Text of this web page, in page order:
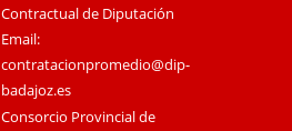
Contractual de Diputación
Email:
contratacionpromedio@dip-
badajoz.es
Consorcio Provincial de